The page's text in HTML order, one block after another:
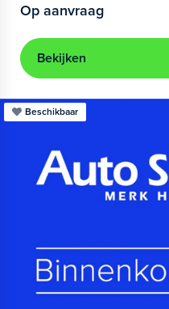
Op aanvraag
Bekijken
Beschikbaar